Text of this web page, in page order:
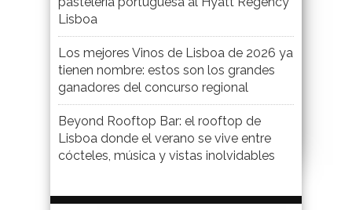
Lisboa
Los mejores Vinos de Lisboa de 2026 ya
tienen nombre: estos son los grandes
ganadores del concurso regional
Beyond Rooftop Bar: el rooftop de
Lisboa donde el verano se vive entre
cócteles, música y vistas inolvidables